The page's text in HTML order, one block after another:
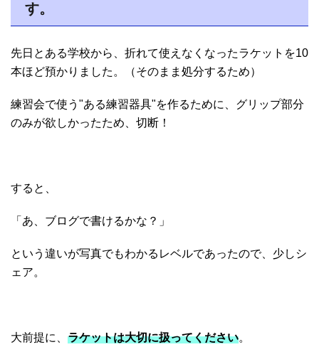
す。
先日とある学校から、折れて使えなくなったラケットを10
本ほど預かりました。（そのまま処分するため）
練習会で使う"ある練習器具"を作るために、グリップ部分
のみが欲しかったため、切断！
すると、
「あ、ブログで書けるかな？」
という違いが写真でもわかるレベルであったので、少しシ
ェア。
大前提に、 ラケットは大切に扱ってください。